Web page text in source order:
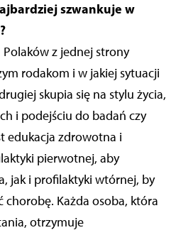
szwankuje w
z jednej strony
rodakom i w jakiej sytuacji
skupia się na stylu życia,
i podejściu do badań czy
edukacja zdrowotna i
pierwotnej, aby
jak i profilaktyki wtórnej, by
chorobę. Każda osoba, która
otrzymuje